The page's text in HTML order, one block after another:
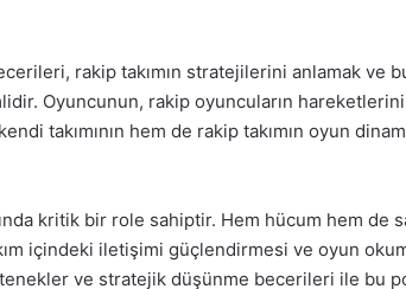
rakip takımın stratejilerini anlamak ve
Oyuncunun, rakip oyuncuların
takımının hem de rakip takımın oyun
kritik bir role sahiptir. Hem hücum hem de
içindeki iletişimi güçlendirmesi ve oyun
ve stratejik düşünme becerileri ile bu